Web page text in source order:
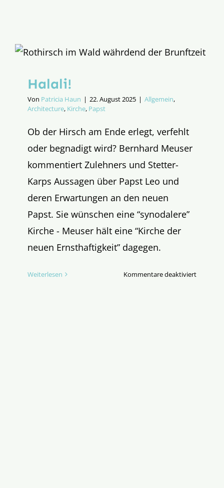
Halali!
Von Patricia Haun | 22. August 2025 | Allgemein,
Architecture, Kirche, Papst
Ob der Hirsch am Ende erlegt, verfehlt
oder begnadigt wird? Bernhard Meuser
kommentiert Zulehners und Stetter-
Karps Aussagen über Papst Leo und
deren Erwartungen an den neuen
Papst. Sie wünschen eine “synodalere”
Kirche - Meuser hält eine “Kirche der
neuen Ernsthaftigkeit” dagegen.
Weiterlesen Kommentare deaktiviertfür